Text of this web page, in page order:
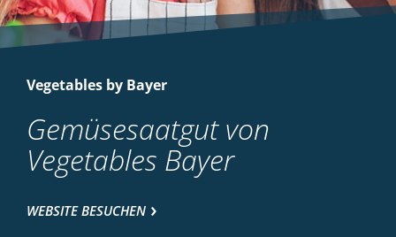
Vegetables by Bayer
Gemüsesaatgut von
Vegetables Bayer
WEBSITE BESUCHEN